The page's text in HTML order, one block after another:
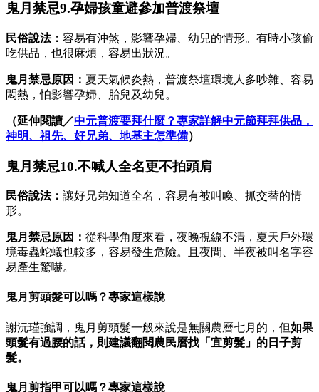
鬼月禁忌9.孕婦孩童避參加普渡祭壇
民俗說法： 容易有沖煞，影響孕婦、幼兒的情形。有時小孩偷
吃供品，也很麻煩，容易出狀況。
鬼月禁忌原因： 夏天氣候炎熱，普渡祭壇環境人多吵雜、容易
悶熱，怕影響孕婦、胎兒及幼兒。
（延伸閱讀／中元普渡要拜什麼？專家詳解中元節拜拜供品，
神明、祖先、好兄弟、地基主怎準備）
鬼月禁忌10.不喊人全名更不拍頭肩
民俗說法： 讓好兄弟知道全名，容易有被叫喚、抓交替的情
形。
鬼月禁忌原因： 從科學角度來看，夜晚視線不清，夏天戶外環
境毒蟲蛇蟻也較多，容易發生危險。且夜間、半夜被叫名字容
易產生驚嚇。
鬼月剪頭髮可以嗎？專家這樣說
謝沅瑾強調，鬼月剪頭髮一般來說是無關農曆七月的，但如果
頭髮有過腰的話，則建議翻閱農民曆找「宜剪髮」的日子剪
髮。
鬼月剪指甲可以嗎？專家這樣說